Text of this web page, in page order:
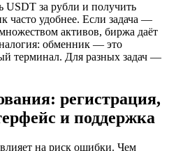
USDT за рубли и получить
часто удобнее. Если задача —
активов, биржа даёт
обменник — это
терминал. Для разных задач —
регистрация,
и поддержка
на риск ошибки. Чем